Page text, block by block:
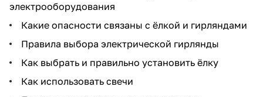
электрооборудования
Какие опасности связаны с ёлкой и гирляндами
Правила выбора электрической гирлянды
Как выбрать и правильно установить ёлку
Как использовать свечи